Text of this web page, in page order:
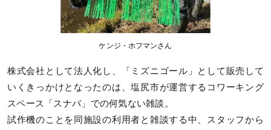
ケンジ・ホフマンさん
株式会社として法人化し、「ミズニゴール」として販売して
いくきっかけとなったのは、塩尻市が運営するコワーキング
スペース「スナバ」での何気ない雑談。
試作機のことを同施設の利用者と雑談する中、スタッフから